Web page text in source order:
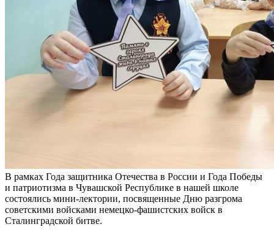
В рамках Года защитника Отечества в России и Года Победы
и патриотизма в Чувашской Республике в нашей школе
состоялись мини-лектории, посвященные Дню разгрома
советскими войсками немецко-фашистских войск в
Сталинградской битве.